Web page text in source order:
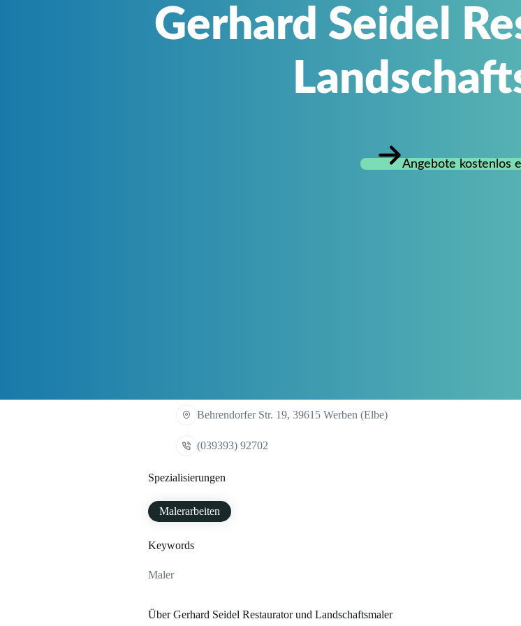
Gerhard Seidel
Angebote kostenlos
Behrendorfer Str. 19, 39615 Werben (Elbe)
(039393) 92702
Spezialisierungen
Malerarbeiten
Keywords
Maler
Über Gerhard Seidel Restaurator und Landschaftsmaler